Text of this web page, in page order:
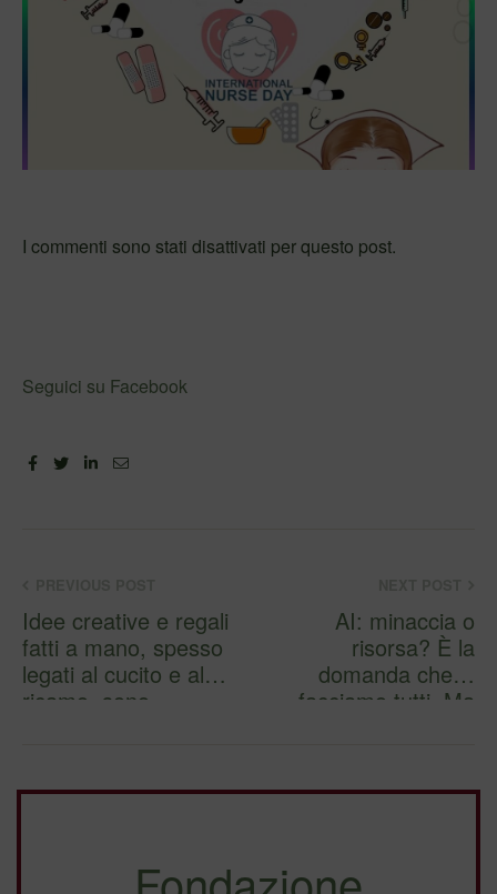
I commenti sono stati disattivati per questo post.
Seguici su Facebook
FacebookTwitterLinkedin
Email
Idee creative e regali
fatti a mano, spesso
legati al cucito e al
ricamo, sono …
AI: minaccia o
risorsa? È la
domanda che ci
facciamo tutti. Ma